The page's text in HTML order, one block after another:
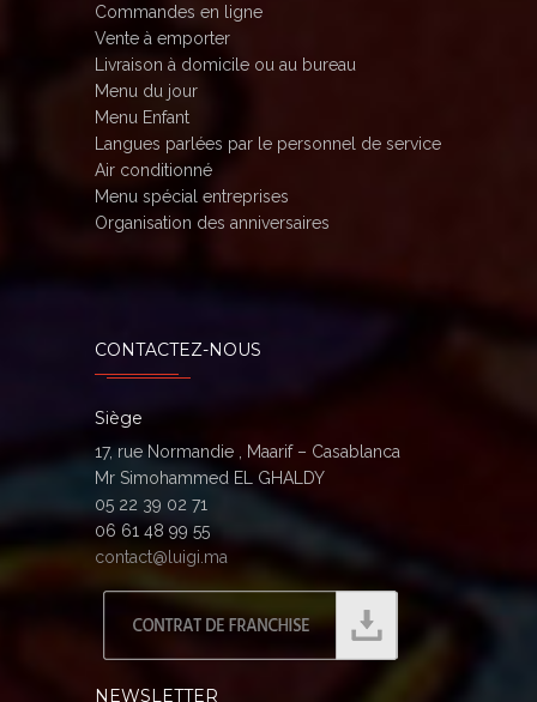
Commandes en ligne
Vente à emporter
Livraison à domicile ou au bureau
Menu du jour
Menu Enfant
Langues parlées par le personnel de service
Air conditionné
Menu spécial entreprises
Organisation des anniversaires
CONTACTEZ-NOUS
Siège
17, rue Normandie , Maarif – Casablanca
Mr Simohammed EL GHALDY
05 22 39 02 71
06 61 48 99 55
contact@luigi.ma
NEWSLETTER